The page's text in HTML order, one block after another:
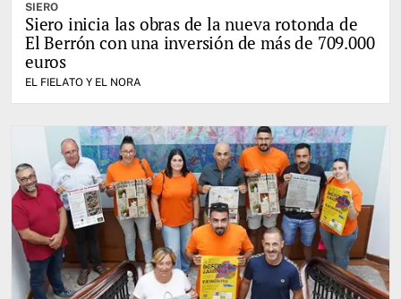
SIERO
Siero inicia las obras de la nueva rotonda de
El Berrón con una inversión de más de 709.000
euros
EL FIELATO Y EL NORA